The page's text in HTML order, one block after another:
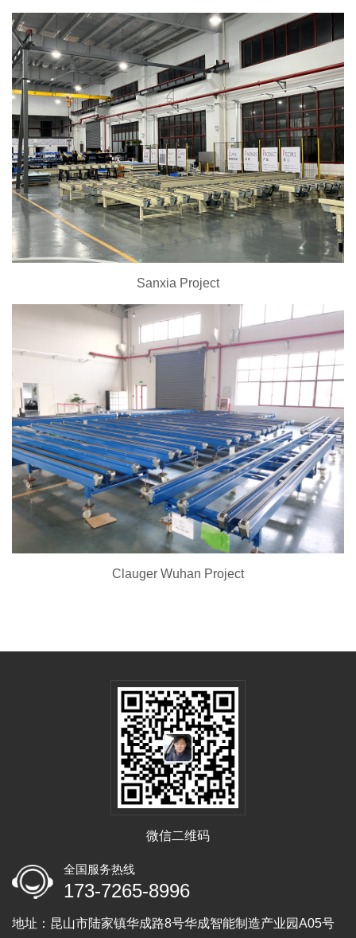
Sanxia Project
Clauger Wuhan Project
微信二维码
全国服务热线
173-7265-8996
地址：昆山市陆家镇华成路8号华成智能制造产业园A05号